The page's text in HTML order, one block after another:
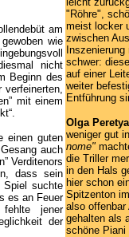
am
wie
nicht
Beginn des
mit einem
einen guten
auch
Verditenors
dass sein
Spiel suchte
es an Feuer
jener
der
"Röhre",
meist locker
zwischen
schwer:
auf einer
weiter
Entführung
Olga
weniger gut
nome"
die Triller
in den Hals
hier schon
Spitzenton im
also
gehalten als
schöne Piani